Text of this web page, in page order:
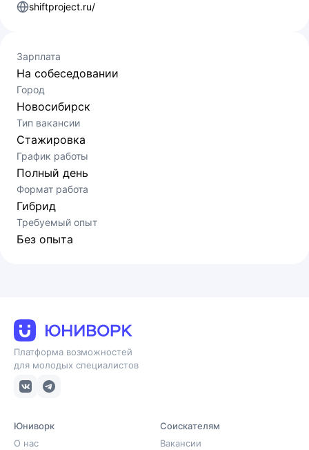
shiftproject.ru/
Зарплата
На собеседовании
Город
Новосибирск
Тип вакансии
Стажировка
График работы
Полный день
Формат работа
Гибрид
Требуемый опыт
Без опыта
Платформа возможностей
для молодых специалистов
Юниворк
О нас
Соискателям
Вакансии